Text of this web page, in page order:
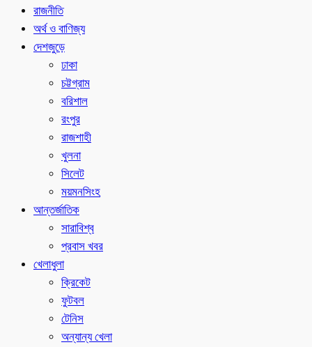
রাজনীতি
অর্থ ও বাণিজ্য
দেশজুড়ে
ঢাকা
চট্টগ্রাম
বরিশাল
রংপুর
রাজশাহী
খুলনা
সিলেট
ময়মনসিংহ
আন্তর্জাতিক
সারাবিশ্ব
প্রবাস খবর
খেলাধুলা
ক্রিকেট
ফুটবল
টেনিস
অন্যান্য খেলা